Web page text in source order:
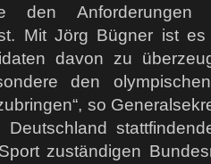
den Anforderungen
Mit Jörg Bügner ist
davon zu
den
so
zuständigen